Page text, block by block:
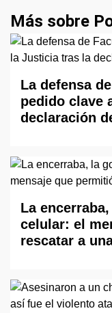
Más sobre
La defensa
pedido clave
declaración
La
celular: el
rescatar a